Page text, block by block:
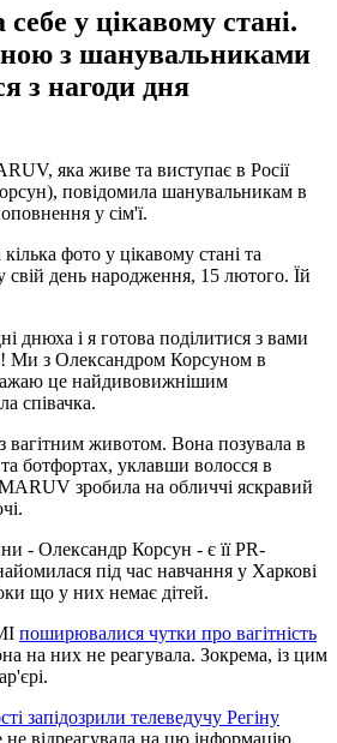
себе у цікавому стані.
з шанувальниками
з нагоди дня
яка живе та виступає в Росії
повідомила шанувальникам в
у сім'ї.
фото у цікавому стані та
свій день народження, 15 лютого. Їй
днюха і я готова поділитися з вами
Ми з Олександром Корсуном в
це найдивовижнішим
співачка.
вагітним животом. Вона позувала в
та ботфортах, уклавши волосся в
зробила на обличчі яскравий
- Олександр Корсун - є її PR-
під час навчання у Харкові
що у них немає дітей.
поширювалися чутки про вагітність
на них не реагувала. Зокрема, із цим
запідозрили телеведучу Регіну
не відреагувала на цю інформацію.